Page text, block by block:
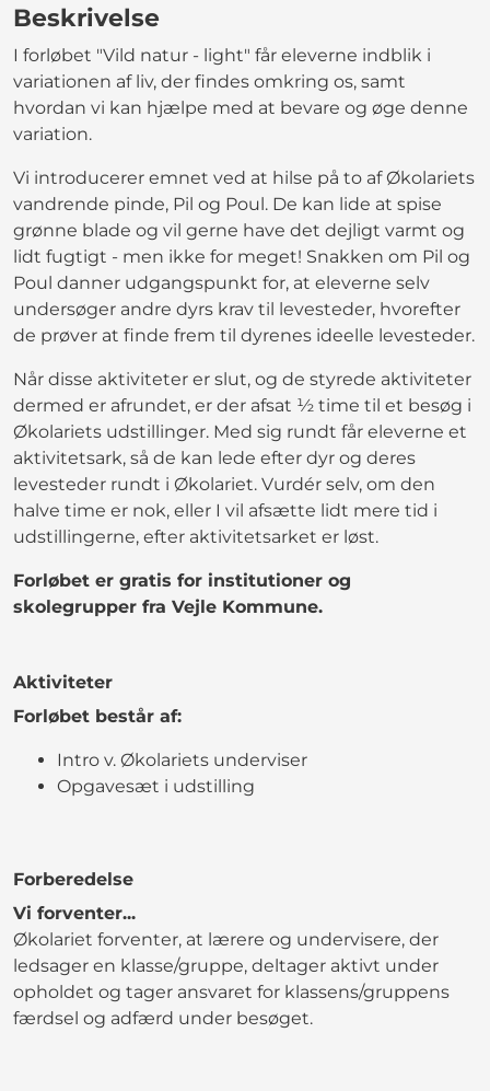
Beskrivelse
I forløbet "Vild natur - light" får eleverne indblik i
variationen af liv, der findes omkring os, samt
hvordan vi kan hjælpe med at bevare og øge denne
variation.
Vi introducerer emnet ved at hilse på to af Økolariets
vandrende pinde, Pil og Poul. De kan lide at spise
grønne blade og vil gerne have det dejligt varmt og
lidt fugtigt - men ikke for meget! Snakken om Pil og
Poul danner udgangspunkt for, at eleverne selv
undersøger andre dyrs krav til levesteder, hvorefter
de prøver at finde frem til dyrenes ideelle levesteder.
Når disse aktiviteter er slut, og de styrede aktiviteter
dermed er afrundet, er der afsat ½ time til et besøg i
Økolariets udstillinger. Med sig rundt får eleverne et
aktivitetsark, så de kan lede efter dyr og deres
levesteder rundt i Økolariet. Vurdér selv, om den
halve time er nok, eller I vil afsætte lidt mere tid i
udstillingerne, efter aktivitetsarket er løst.
Forløbet er gratis for institutioner og
skolegrupper fra Vejle Kommune.
Aktiviteter
Forløbet består af:
Intro v. Økolariets underviser
Opgavesæt i udstilling
Forberedelse
Vi forventer...
Økolariet forventer, at lærere og undervisere, der
ledsager en klasse/gruppe, deltager aktivt under
opholdet og tager ansvaret for klassens/gruppens
færdsel og adfærd under besøget.